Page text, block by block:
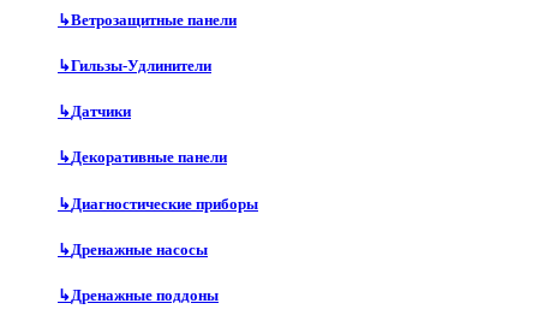
↳Ветрозащитные панели
↳Гильзы-Удлинители
↳Датчики
↳Декоративные панели
↳Диагностические приборы
↳Дренажные насосы
↳Дренажные поддоны